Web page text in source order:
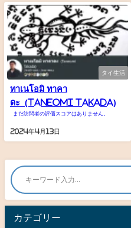
タイ生活
ทาเนโอมิ ทาคา
ดะ (Taneomi Takada)
まだ訪問者の評価スコアはありません。
2024年4月13日
カテゴリー